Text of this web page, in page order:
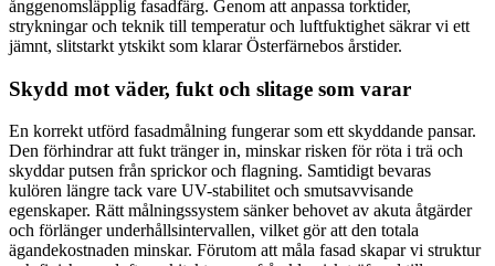
ånggenomsläpplig fasadfärg. Genom att anpassa torktider,
strykningar och teknik till temperatur och luftfuktighet säkrar vi ett
jämnt, slitstarkt ytskikt som klarar Österfärnebos årstider.
Skydd mot väder, fukt och slitage som varar
En korrekt utförd fasadmålning fungerar som ett skyddande pansar.
Den förhindrar att fukt tränger in, minskar risken för röta i trä och
skyddar putsen från sprickor och flagning. Samtidigt bevaras
kulören längre tack vare UV-stabilitet och smutsavvisande
egenskaper. Rätt målningssystem sänker behovet av akuta åtgärder
och förlänger underhållsintervallen, vilket gör att den totala
ägandekostnaden minskar. Förutom att måla fasad skapar vi struktur